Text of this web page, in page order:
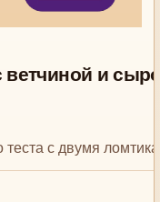
ветчиной и
теста с двумя